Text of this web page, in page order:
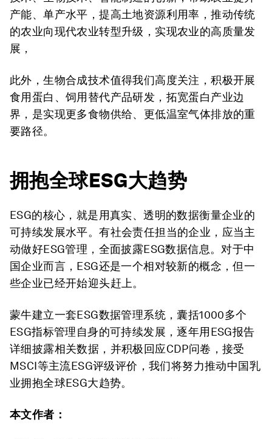
产能、单产水平，提高土地资源利用率，推动传统
的农业向现代农业转型升级，实现农业的高质量发
展，
此外，生物合成技术值得我们高度关注，积极开展
食用蛋白、饲用替代产品研发，拓宽蛋白产业边
界，是实现更多食物供给、更低温室气体排放的重
要路径。
拥抱全球ESG大趋势
ESG的核心，就是用真实、透明的数据衡量企业的
可持续发展水平。有社会责任担当的企业，应当主
动做好ESG管理，全面披露ESG数据信息。对于中
国企业而言，ESG还是一个相对较新的概念，但一
些企业已经开始迎头赶上。
蒙牛建立一套ESG数据管理系统，囊括1000多个
ESG指标管理自身的可持续发展，逐年用ESG报告
详细披露相关数据，并积极回应CDP问卷，接受
MSCI等主流ESG评级评价，我们将努力推动中国乳
业拥抱全球ESG大趋势。
本文作者：